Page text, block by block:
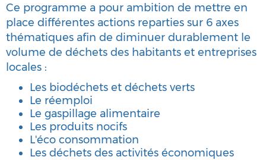
Ce programme a pour ambition de mettre en
place différentes actions reparties sur 6 axes
thématiques afin de diminuer durablement le
volume de déchets des habitants et entreprises
locales :
Les biodéchets et déchets verts
Le réemploi
Le gaspillage alimentaire
Les produits nocifs
L'éco consommation
Les déchets des activités économiques